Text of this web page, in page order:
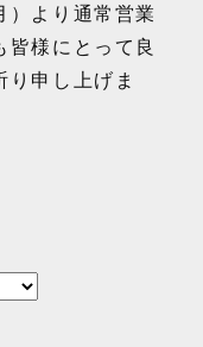
）より通常営業
皆様にとって良
り申し上げま